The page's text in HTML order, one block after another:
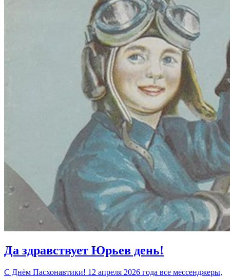
Да здравствует Юрьев день!
С Днём Пасхонавтики! 12 апреля 2026 года все мессенджеры,